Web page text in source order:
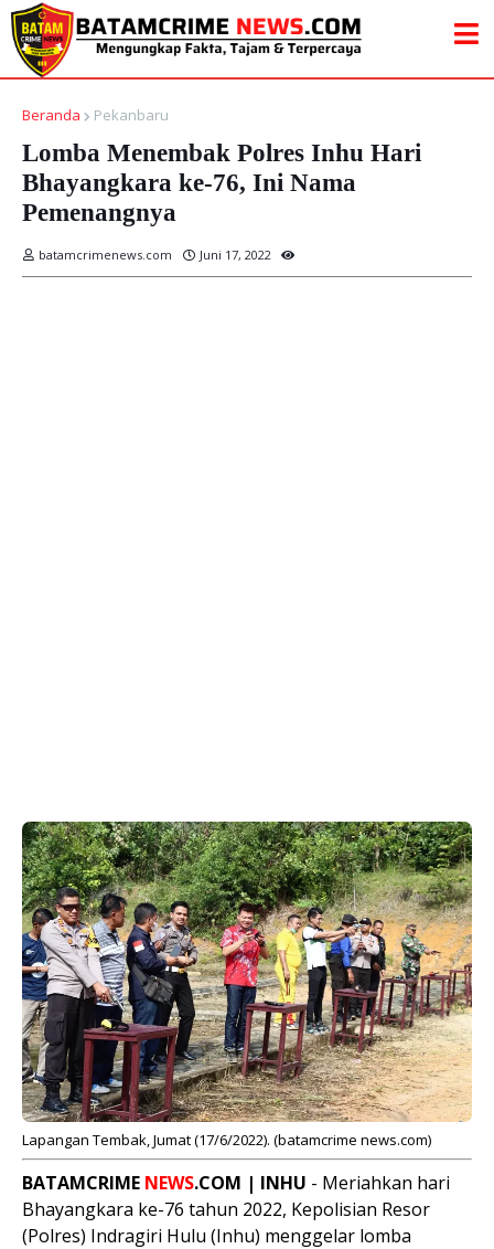
Beranda Pekanbaru
Lomba Menembak Polres Inhu Hari
Bhayangkara ke-76, Ini Nama
Pemenangnya
batamcrimenews.com Juni 17, 2022
Lapangan Tembak, Jumat (17/6/2022). (batamcrime news.com)
BATAMCRIME NEWS.COM | INHU - Meriahkan hari
Bhayangkara ke-76 tahun 2022, Kepolisian Resor
(Polres) Indragiri Hulu (Inhu) menggelar lomba